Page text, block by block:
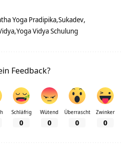
Yoga Pradipika Sukadev
Yoga Vidya Schulung
Feedback?
Schläfrig
0
Wütend
0
Überrascht
0
Zwinker
0